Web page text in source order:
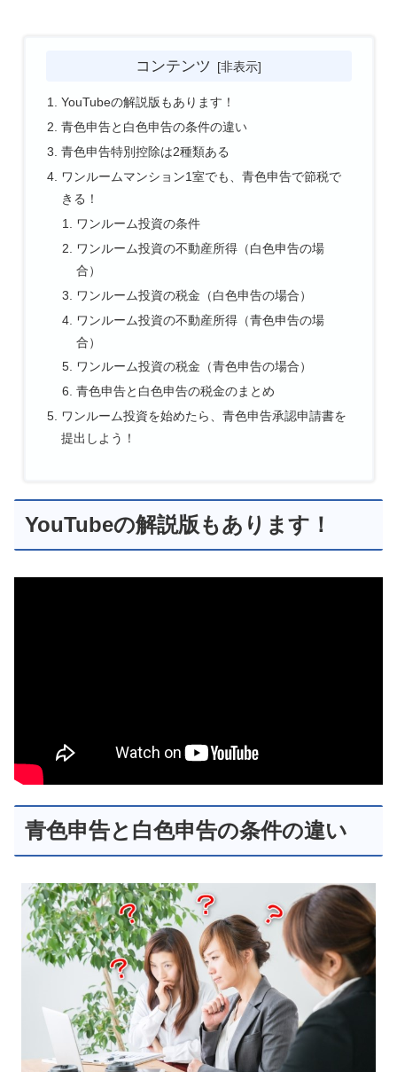
コンテンツ
YouTubeの解説版もあります！
青色申告と白色申告の条件の違い
青色申告特別控除は2種類ある
ワンルームマンション1室でも、青色申告で節税で
きる！
ワンルーム投資の条件
ワンルーム投資の不動産所得（白色申告の場
合）
ワンルーム投資の税金（白色申告の場合）
ワンルーム投資の不動産所得（青色申告の場
合）
ワンルーム投資の税金（青色申告の場合）
青色申告と白色申告の税金のまとめ
ワンルーム投資を始めたら、青色申告承認申請書を
提出しよう！
YouTubeの解説版もあります！
青色申告と白色申告の条件の違い